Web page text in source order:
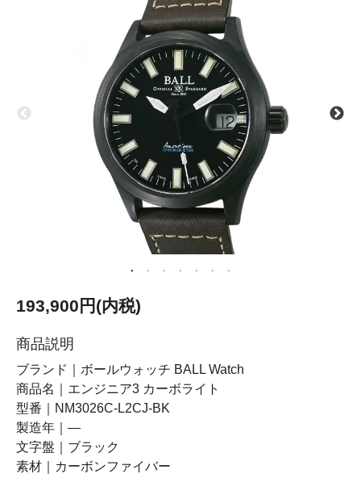
193,900円(内税)
商品説明
ブランド｜ボールウォッチ BALL Watch
商品名｜エンジニア3 カーボライト
型番｜NM3026C-L2CJ-BK
製造年｜―
文字盤｜ブラック
素材｜カーボンファイバー